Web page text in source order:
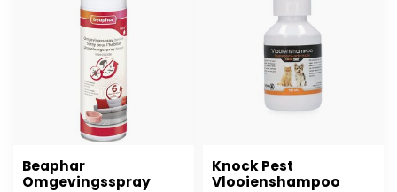
Beaphar
Omgevingsspray
Knock Pest
Vlooienshampoo